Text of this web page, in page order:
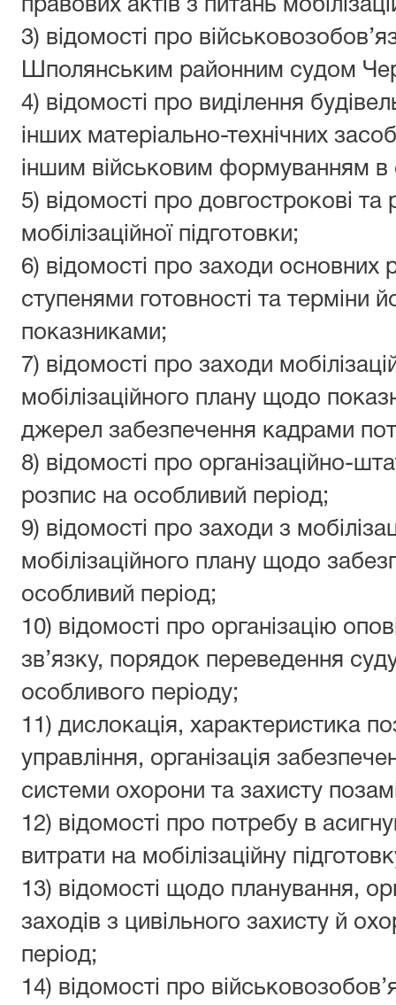
правових актів з питань
3) відомості про
Шполянським районним судом
4) відомості про виділення
інших матеріально-технічних
іншим військовим формуванням в
5) відомості про довгострокові та
мобілізаційної підготовки;
6) відомості про заходи основних
ступенями готовності та терміни
показниками;
7) відомості про заходи
мобілізаційного плану щодо
джерел забезпечення кадрами
8) відомості про організаційно-
розпис на особливий період;
9) відомості про заходи з
мобілізаційного плану щодо
особливий період;
10) відомості про організацію
зв’язку, порядок переведення
особливого періоду;
11) дислокація, характеристика
управління, організація
системи охорони та захисту
12) відомості про потребу в
витрати на мобілізаційну
13) відомості щодо планування,
заходів з цивільного захисту й
період;
14) відомості про